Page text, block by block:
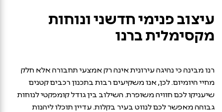
עיצוב פנימי חדשני ונוחות
מקסימלית ברנו
רנו מבינה כי נהיגה עירונית אינה רק אמצעי תחבורה אלא חלק
מחיי היומיום. לכן, אנו משקיעים רבות בתכנון רכבים קטנים
שיעניקו לכם חוויה משופרת. השילוב בין גודל קומפקטי לנוחות
גבוהה מאפשר לכם לנווט בעיר בקלות. עדיין תוכלו ליהנות